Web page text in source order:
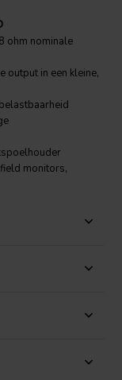
ohm nominale
output in een kleine,
monitors,
hoge frequentie
draagbare